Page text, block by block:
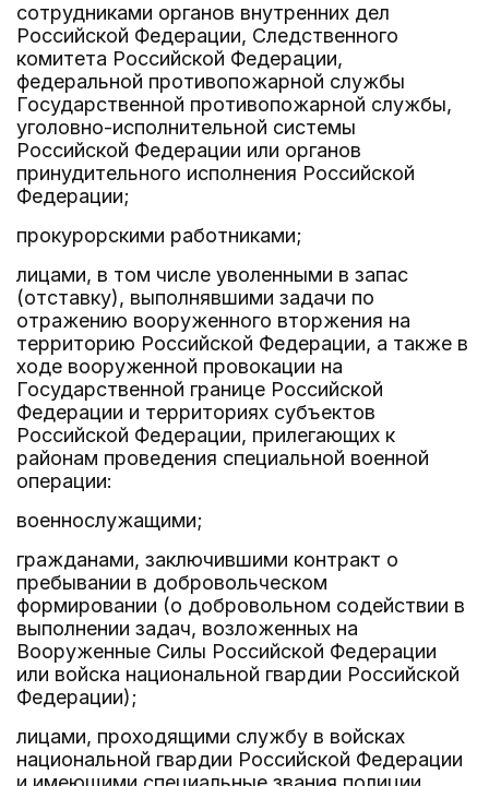
сотрудниками органов внутренних дел
Российской Федерации, Следственного
комитета Российской Федерации,
федеральной противопожарной службы
Государственной противопожарной службы,
уголовно-исполнительной системы
Российской Федерации или органов
принудительного исполнения Российской
Федерации;
прокурорскими работниками;
лицами, в том числе уволенными в запас
(отставку), выполнявшими задачи по
отражению вооруженного вторжения на
территорию Российской Федерации, а также в
ходе вооруженной провокации на
Государственной границе Российской
Федерации и территориях субъектов
Российской Федерации, прилегающих к
районам проведения специальной военной
операции:
военнослужащими;
гражданами, заключившими контракт о
пребывании в добровольческом
формировании (о добровольном содействии в
выполнении задач, возложенных на
Вооруженные Силы Российской Федерации
или войска национальной гвардии Российской
Федерации);
лицами, проходящими службу в войсках
национальной гвардии Российской Федерации